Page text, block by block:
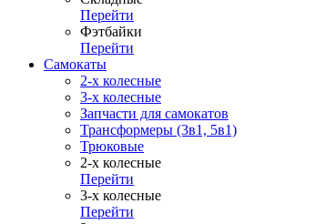
Перейти
Фэтбайки
Перейти
Самокаты
2-х колесные
3-х колесные
Запчасти для самокатов
Трансформеры (3в1, 5в1)
Трюковые
2-х колесные
Перейти
3-х колесные
Перейти